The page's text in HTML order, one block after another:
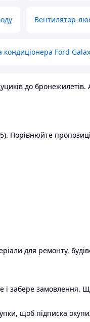
Вентилятор-
кондиціонера Ford
до бронежилетів.
для ремонту,
і забере
щоб підписка